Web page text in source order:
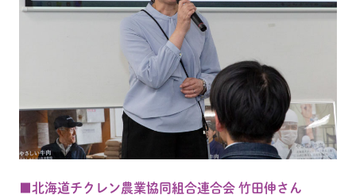
■北海道チクレン農業協同組合連合会 竹田伸さん